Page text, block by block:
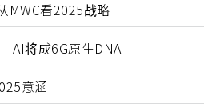
看2025战略
AI将成6G原生DNA
意涵